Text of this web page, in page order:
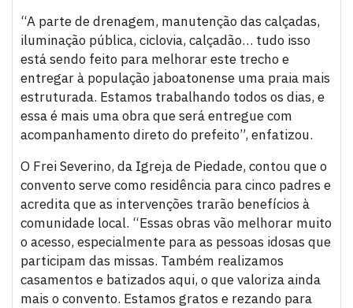
“A parte de drenagem, manutenção das calçadas,
iluminação pública, ciclovia, calçadão… tudo isso
está sendo feito para melhorar este trecho e
entregar à população jaboatonense uma praia mais
estruturada. Estamos trabalhando todos os dias, e
essa é mais uma obra que será entregue com
acompanhamento direto do prefeito”, enfatizou.
O Frei Severino, da Igreja de Piedade, contou que o
convento serve como residência para cinco padres e
acredita que as intervenções trarão benefícios à
comunidade local. “Essas obras vão melhorar muito
o acesso, especialmente para as pessoas idosas que
participam das missas. Também realizamos
casamentos e batizados aqui, o que valoriza ainda
mais o convento. Estamos gratos e rezando para